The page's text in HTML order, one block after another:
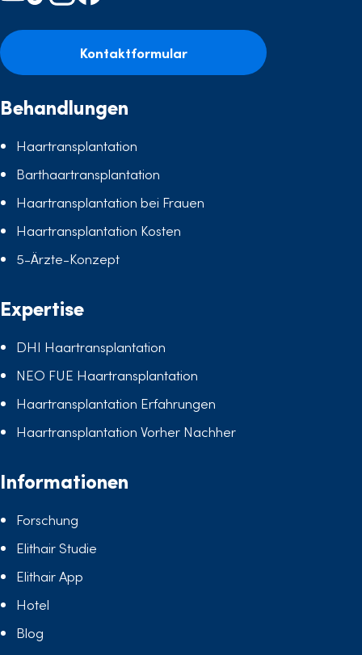
Kontaktformular
Behandlungen
Haartransplantation
Barthaartransplantation
Haartransplantation bei Frauen
Haartransplantation Kosten
5-Ärzte-Konzept
Expertise
DHI Haartransplantation
NEO FUE Haartransplantation
Haartransplantation Erfahrungen
Haartransplantation Vorher Nachher
Informationen
Forschung
Elithair Studie
Elithair App
Hotel
Blog